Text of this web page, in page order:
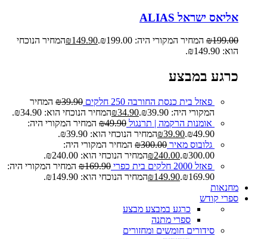
אליאס ישראל ALIAS
₪199.00 המחיר המקורי היה: ₪199.00. ₪149.90
המחיר הנוכחי
הוא: ₪149.90.
כרגע במבצע
פאזל בית כנסת החורבה 250 חלקים ₪39.90
המחיר
המקורי היה: ₪39.90.
₪34.90
המחיר הנוכחי הוא: ₪34.90.
אומנות הרקמה | תרנגול
₪49.90
המחיר המקורי היה:
₪49.90.
₪39.90
המחיר הנוכחי הוא: ₪39.90.
גלובוס מאיר
₪300.00
המחיר המקורי היה:
₪300.00.
₪240.00
המחיר הנוכחי הוא: ₪240.00.
פאזל 2000 חלקים בית כפרי
₪169.90
המחיר המקורי היה:
₪169.90.
₪149.90
המחיר הנוכחי הוא: ₪149.90.
מחנאות
ספרי קודש
כרגע במבצע מבצע
ספרי מתנה
סידורים חומשים ומחזורים